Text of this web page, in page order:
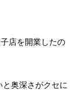
店を開業したの
奥深さがクセに